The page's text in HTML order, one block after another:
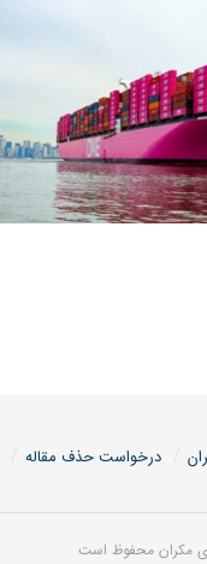
درخواست حذف مقاله
مکران محفوظ است